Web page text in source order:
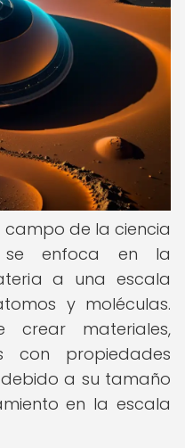
de la ciencia
enfoca en la
a una escala
y moléculas.
crear materiales,
con propiedades
a su tamaño
en la escala